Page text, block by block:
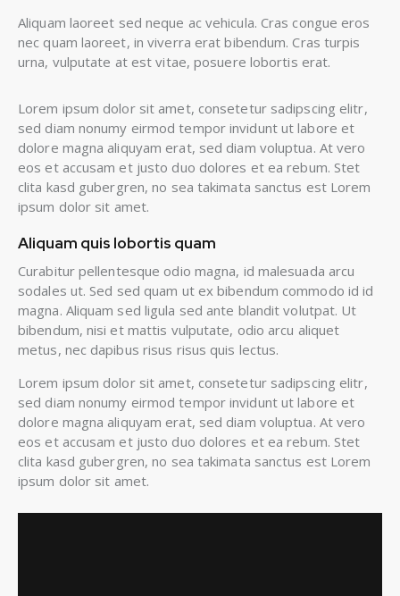
Aliquam laoreet sed neque ac vehicula. Cras congue eros
nec quam laoreet, in viverra erat bibendum. Cras turpis
urna, vulputate at est vitae, posuere lobortis erat.
Lorem ipsum dolor sit amet, consetetur sadipscing elitr,
sed diam nonumy eirmod tempor invidunt ut labore et
dolore magna aliquyam erat, sed diam voluptua. At vero
eos et accusam et justo duo dolores et ea rebum. Stet
clita kasd gubergren, no sea takimata sanctus est Lorem
ipsum dolor sit amet.
Aliquam quis lobortis quam
Curabitur pellentesque odio magna, id malesuada arcu
sodales ut. Sed sed quam ut ex bibendum commodo id id
magna. Aliquam sed ligula sed ante blandit volutpat. Ut
bibendum, nisi et mattis vulputate, odio arcu aliquet
metus, nec dapibus risus risus quis lectus.
Lorem ipsum dolor sit amet, consetetur sadipscing elitr,
sed diam nonumy eirmod tempor invidunt ut labore et
dolore magna aliquyam erat, sed diam voluptua. At vero
eos et accusam et justo duo dolores et ea rebum. Stet
clita kasd gubergren, no sea takimata sanctus est Lorem
ipsum dolor sit amet.